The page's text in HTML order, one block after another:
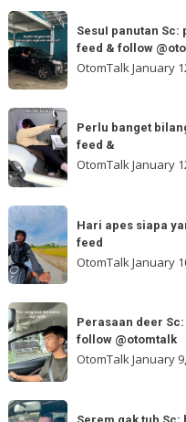
&
Sc:
brozacky88
“
browse
&
follow
SesuI
panutan
Sc:
performanceautogarage
“
browse
feed
&
@otomtalk
SesuI panutan
feed & follow
OtomTalkJanuary
Perlu
banget
bilang
hati-
hati
Sumber:
detikoto
“
feed
&
Perlu banget
feed &
OtomTalkJanuary
Hari
apes
siapa
yang
tau
Sc:
yohanesdede439
“
feed
Hari apes siapa
feed
OtomTalkJanuary
Perasaan
deer
Sc:
nahwatravelmalang
“
Perasaan deer
follow @otomtalk
OtomTalkJanuary
Serem